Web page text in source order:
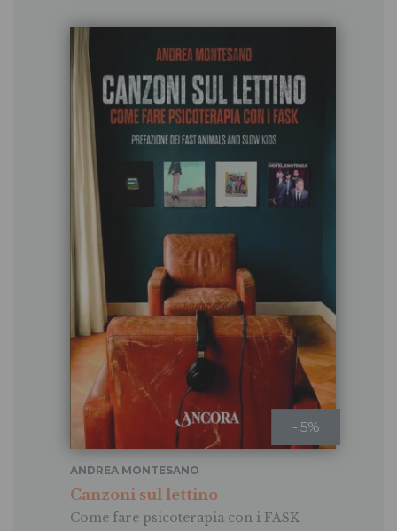
- 5%
Canzoni sul lettino
Come fare psicoterapia con i FASK
ANDREA MONTESANO